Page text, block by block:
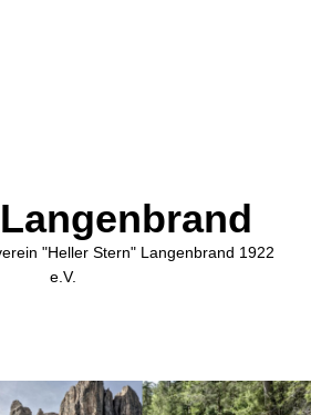
"Heller Stern" Langenbrand 1922
e.V.